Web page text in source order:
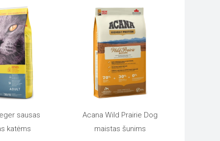
SAVYBES This
sausas
katėms
PASIRINKTI SAVYBES This
Acana Wild Prairie Dog
maistas šunims